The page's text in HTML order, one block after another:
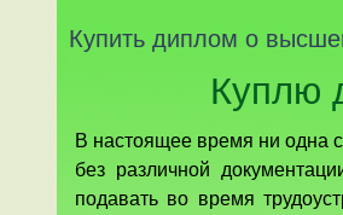
Купить диплом о
Куплю
В настоящее время ни одна
без различной
подавать во время